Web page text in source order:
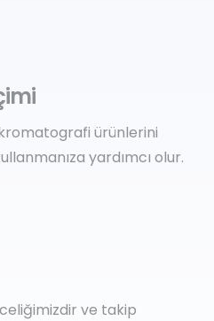
ürünlerini
yardımcı olur.
ve takip